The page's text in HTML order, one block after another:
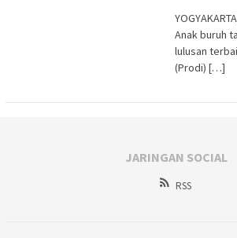
Anak buruh
lulusan
(Prodi) […]
JARINGAN SOCIAL
RSS